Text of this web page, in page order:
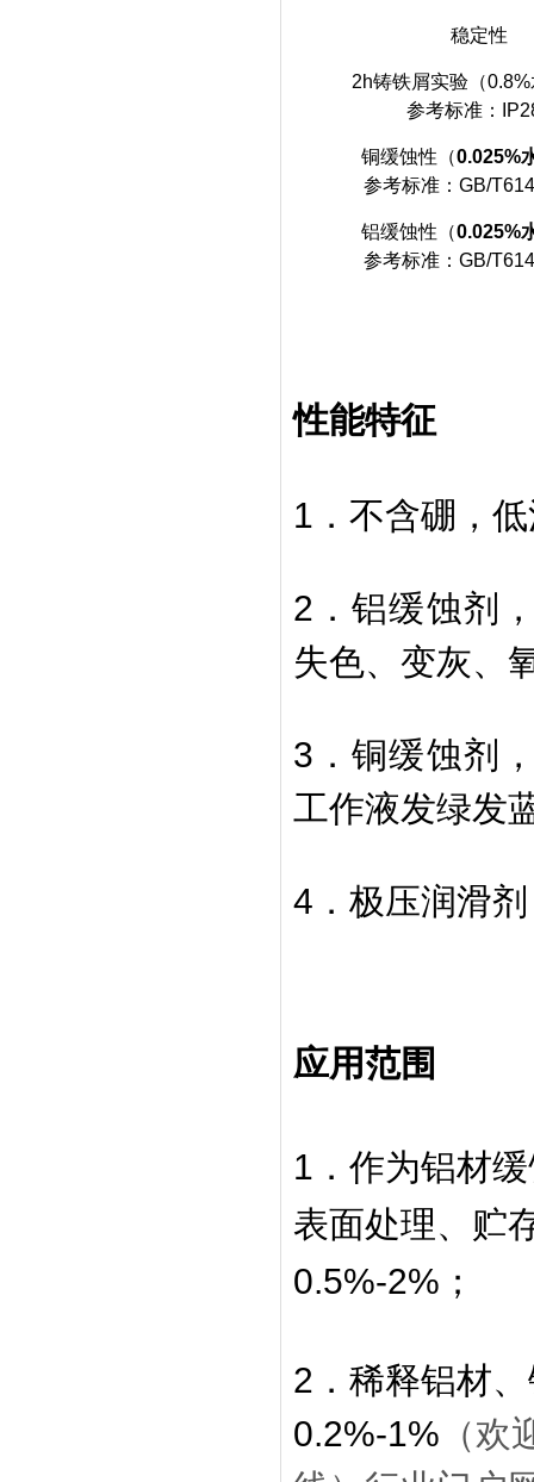
稳定性
2h铸铁屑实验（
参考标准：
铜缓蚀性（0.025%
参考标准：GB/
铝缓蚀性（0.025%
参考标准：GB/
性能特征
1．不含硼，
2．铝缓蚀剂
失色、变灰、
3．铜缓蚀剂
工作液发绿发
4． 极压润滑
应用范围
1．作为铝材
表面处理、贮
0.5%-2%；
2．稀释铝材
0.2%-1% （